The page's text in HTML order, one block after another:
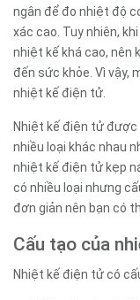
ngân để đo nhiệt độ
xác cao. Tuy nhiên,
nhiệt kế khá cao, nên
đến sức khỏe. Vì vậy,
nhiệt kế điện tử.
Nhiệt kế điện tử được
nhiều loại khác nhau
nhiệt kế điện tử kẹp
có nhiều loại nhưng
đơn giản nên bạn có
Cấu tạo của
Nhiệt kế điện tử có